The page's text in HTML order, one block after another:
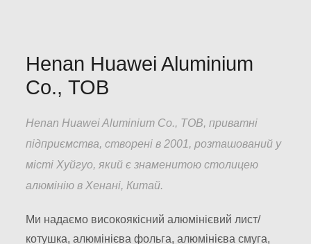
Henan Huawei Aluminium
Co., ТОВ
Henan Huawei Aluminium Co., ТОВ, приватні
підприємства, створені в 2001, розташований у
місті Хуйгуо, який є знаменитою столицею
алюмінію в Хенані, Китай.
Ми надаємо високоякісний алюмінієвий лист/
котушка, алюмінієва фольга, алюмінієва смуга,